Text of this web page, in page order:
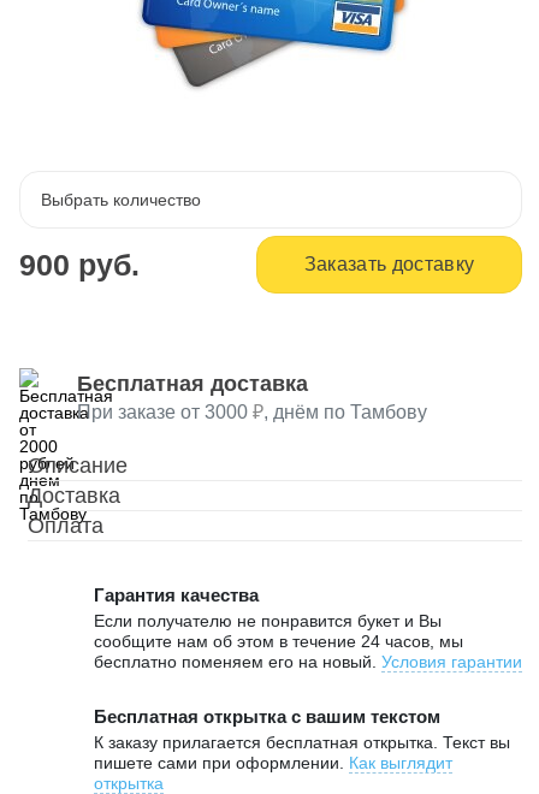
Выбрать количество
900 руб. Заказать доставку
Бесплатная доставка
При заказе от 3000 , днём по Тамбову
Описание
Доставка
Оплата
Гарантия качества
Если получателю не понравится букет и Вы
сообщите нам об этом в течение 24 часов, мы
бесплатно поменяем его на новый. Условия гарантии
Бесплатная открытка с вашим текстом
К заказу прилагается бесплатная открытка. Текст вы
пишете сами при оформлении. Как выглядит
открытка